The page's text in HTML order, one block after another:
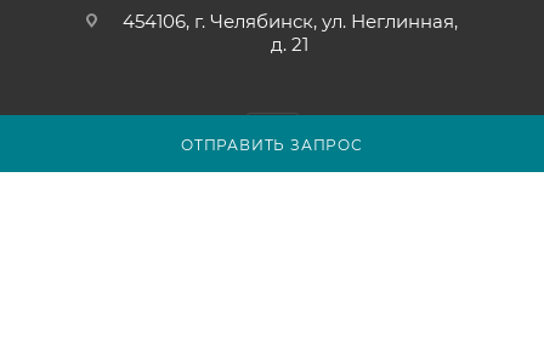
ОТПРАВИТЬ ЗАПРОС
454106, г. Челябинск, ул. Неглинная,
д. 21